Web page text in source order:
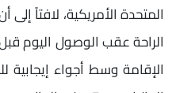
المتحدة الأمريكية، لافتاً
الراحة عقب الوصول اليوم
الإقامة وسط أجواء إيجابية